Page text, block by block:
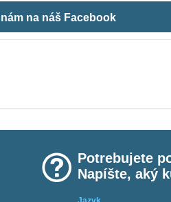
na náš Facebook
Potrebujete
Napíšte, aký